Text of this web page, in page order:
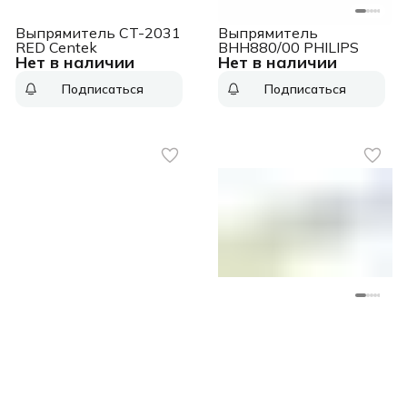
Нет в наличии
Выпрямитель CT-2031
RED Centek
Подписаться
Нет в наличии
Выпрямитель
BHH880/00 PHILIPS
Подписаться